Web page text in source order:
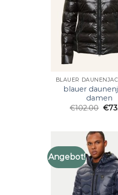
blauer
damen
€102.00 €
Angebot!